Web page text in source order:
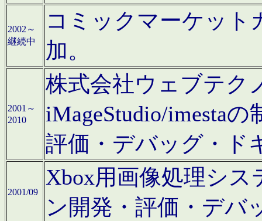
2002～
継続中
コミックマーケット
加。
2001～
2010
株式会社ウェブテク
iMageStudio/imesta
評価・デバッグ・ド
2001/09
Xbox用画像処理シ
ン開発・評価・デバ